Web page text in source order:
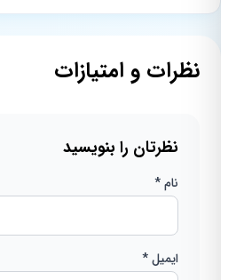
نظرات و امتیازات
نظرتان را بنویسید
ایمیل *